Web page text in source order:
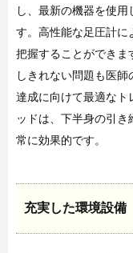
し、最新の機器を使
す。高性能な足圧計に
把握することができま
しきれない問題も医
達成に向けて最適なト
ッドは、下半身の引
常に効果的です。
充実した環境設備